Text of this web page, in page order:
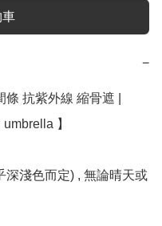
車
−
抗紫外線 縮骨遮 |
】
深淺色而定) , 無論晴天或